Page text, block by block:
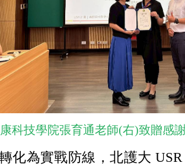
科技學院張育通老師(右)致贈感
為實戰防線，北護大